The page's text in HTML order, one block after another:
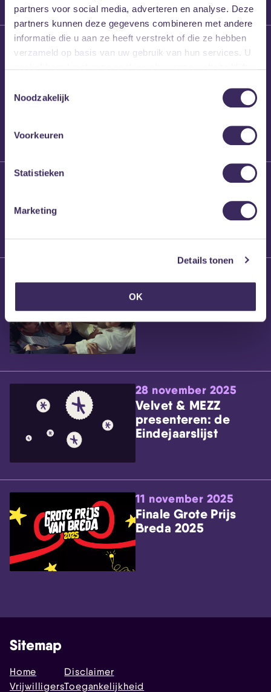
partners voor social media, adverteren en analyse. Deze
partners kunnen deze gegevens combineren met andere
informatie die u aan ze heeft verstrekt of die ze hebben
verzameld op basis van uw gebruik van hun services. U
Noodzakelijk
Voorkeuren
Statistieken
Marketing
Details tonen
OK
26 maart 2026
Willem’s Blog: High
Brennt Vanneste
Willem’s Blog: Ão
28 november 2025
Velvet & MEZZ
presenteren: de
Eindejaarslijst
11 november 2025
Finale Grote Prijs
Breda 2025
Sitemap
Home
Vrijwilligers
Disclaimer
Toegankelijkheid